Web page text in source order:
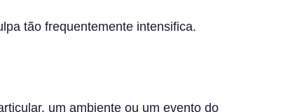
tão frequentemente intensifica.
um ambiente ou um evento do